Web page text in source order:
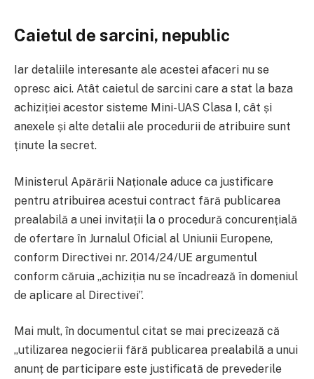
Caietul de sarcini, nepublic
Iar detaliile interesante ale acestei afaceri nu se
opresc aici. Atât caietul de sarcini care a stat la baza
achiziției acestor sisteme Mini-UAS Clasa I, cât și
anexele și alte detalii ale procedurii de atribuire sunt
ținute la secret.
Ministerul Apărării Naționale aduce ca justificare
pentru atribuirea acestui contract fără publicarea
prealabilă a unei invitații la o procedură concurențială
de ofertare în Jurnalul Oficial al Uniunii Europene,
conform Directivei nr. 2014/24/UE argumentul
conform căruia „achiziția nu se încadrează în domeniul
de aplicare al Directivei”.
Mai mult, în documentul citat se mai precizează că
„utilizarea negocierii fără publicarea prealabilă a unui
anunț de participare este justificată de prevederile